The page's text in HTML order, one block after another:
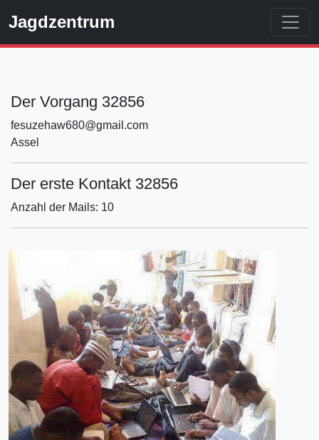
Jagdzentrum
Der Vorgang 32856
fesuzehaw680@gmail.com
Assel
Der erste Kontakt 32856
Anzahl der Mails: 10